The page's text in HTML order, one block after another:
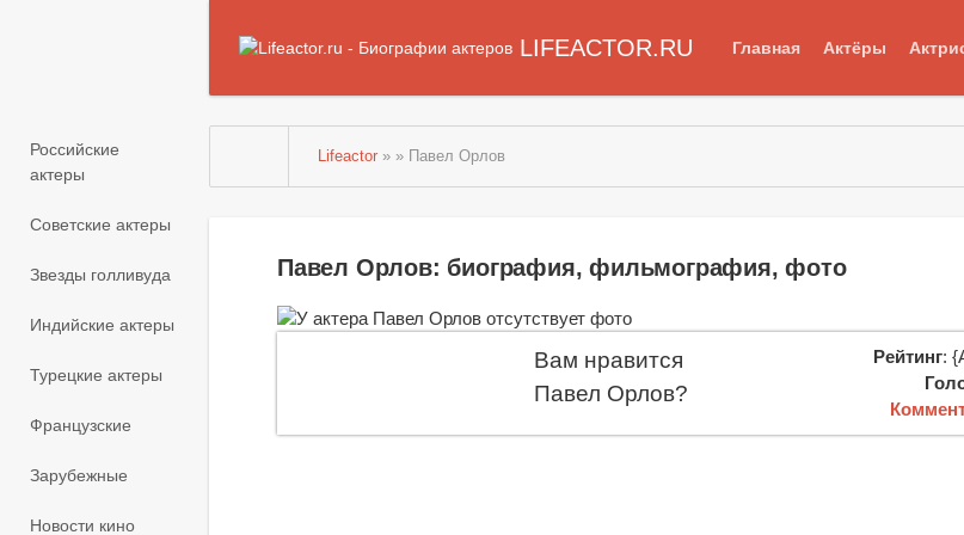
LIFEACTOR.RU Главная Актёры
Российские
актеры
Советские актеры
Звезды голливуда
Индийские актеры
Турецкие актеры
Французские
Зарубежные
Новости кино
Lifeactor » » Павел Орлов
Павел Орлов: биография, фильмография, фото
Вам нравится
Павел Орлов?
Рейтинг: